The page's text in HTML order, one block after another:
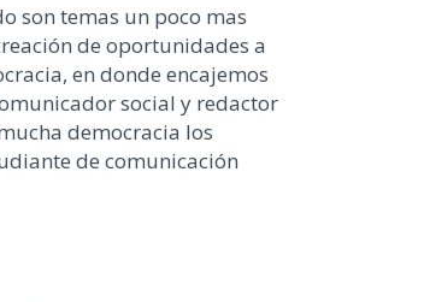
son temas un poco mas
de oportunidades a
en donde encajemos
social y redactor
democracia los
de comunicación